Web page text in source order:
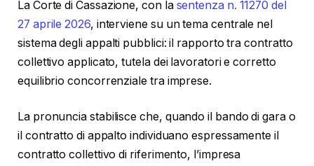
La Corte di Cassazione, con la sentenza n. 11270 del
27 aprile 2026, interviene su un tema centrale nel
sistema degli appalti pubblici: il rapporto tra contratto
collettivo applicato, tutela dei lavoratori e corretto
equilibrio concorrenziale tra imprese.
La pronuncia stabilisce che, quando il bando di gara o
il contratto di appalto individuano espressamente il
contratto collettivo di riferimento, l’impresa